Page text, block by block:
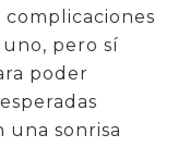
pero sí
poder
una sonrisa